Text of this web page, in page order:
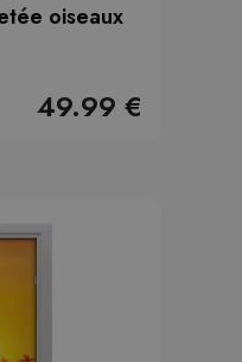
oiseaux
49.99 €